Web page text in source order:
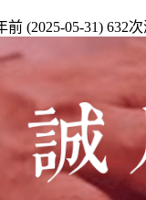
前 (2025-05-31) 632